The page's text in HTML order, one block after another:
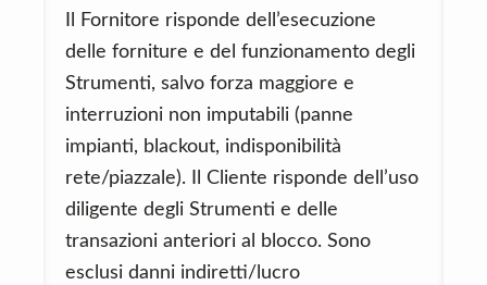
Il Fornitore risponde dell’esecuzione
delle forniture e del funzionamento degli
Strumenti, salvo forza maggiore e
interruzioni non imputabili (panne
impianti, blackout, indisponibilità
rete/piazzale). Il Cliente risponde dell’uso
diligente degli Strumenti e delle
transazioni anteriori al blocco. Sono
esclusi danni indiretti/lucro